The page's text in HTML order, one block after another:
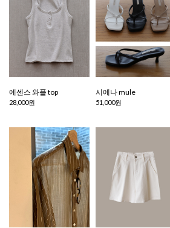
에센스 와플 top
28,000원
시에나 mule
51,000원